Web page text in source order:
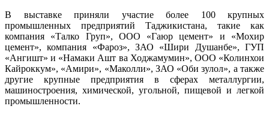
В выставке приняли участие более 100 крупных
промышленных предприятий Таджикистана, такие как
компания «Талко Груп», ООО «Гаюр цемент» и «Мохир
цемент», компания «Фароз», ЗАО «Шири Душанбе», ГУП
«Ангишт» и «Намаки Ашт ва Ходжамумин», ООО «Колинхои
Кайроккум», «Амири», «Маколли», ЗАО «Оби зулол», а также
другие крупные предприятия в сферах металлургии,
машиностроения, химической, угольной, пищевой и легкой
промышленности.